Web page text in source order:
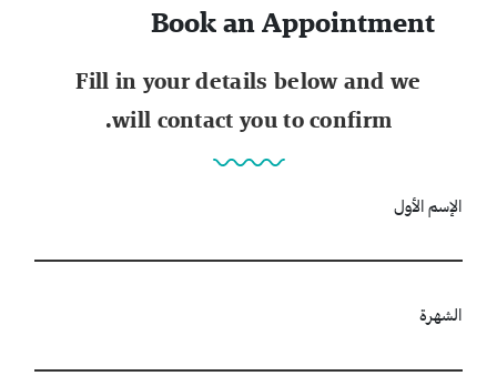
Book an Appointment
Fill in your details below and we
will contact you to confirm.
الإسم الأول
الشهرة